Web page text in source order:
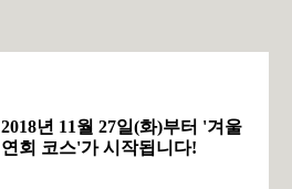
2018년 11월 27일(화)부터 '겨울
연회 코스'가 시작됩니다!